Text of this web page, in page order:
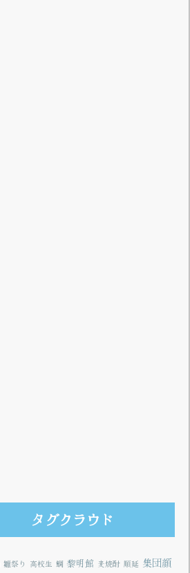
タグクラウド
雛祭り 高校生 鯛 黎明館 麦焼酎 順延 集団顔